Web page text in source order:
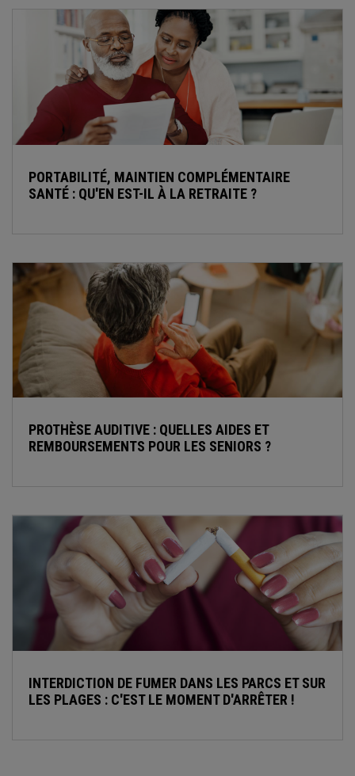
PORTABILITÉ, MAINTIEN COMPLÉMENTAIRE
SANTÉ : QU'EN EST-IL À LA RETRAITE ?
PROTHÈSE AUDITIVE : QUELLES AIDES ET
REMBOURSEMENTS POUR LES SENIORS ?
INTERDICTION DE FUMER DANS LES PARCS ET SUR
LES PLAGES : C'EST LE MOMENT D'ARRÊTER !